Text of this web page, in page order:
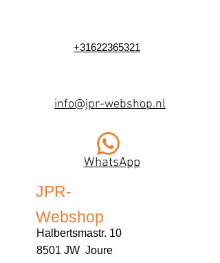
+31622365321
info@jpr-webshop.nl
WhatsApp
JPR-
Webshop
Halbertsmastr. 10
8501 JW Joure